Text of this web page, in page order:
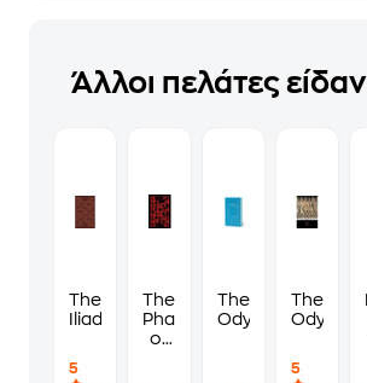
Άλλοι πελάτες
The
Iliad
5
The
Phantom
of
The
Odyssey
The
Odyssey
5